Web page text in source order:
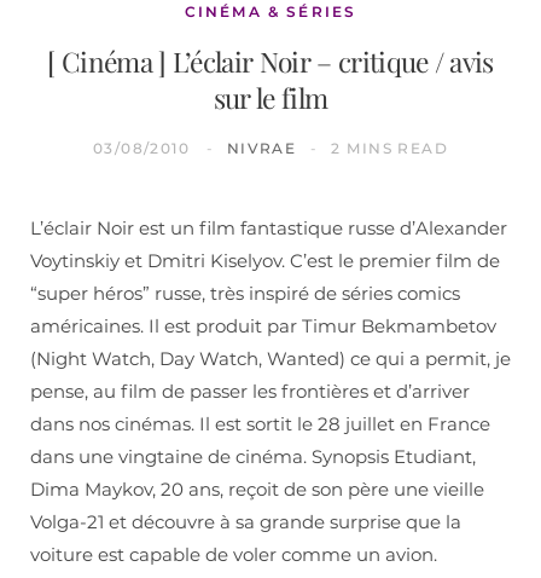
CINÉMA & SÉRIES
[ Cinéma ] L’éclair Noir – critique / avis
sur le film
03/08/2010 NIVRAE 2 MINS READ
L’éclair Noir est un film fantastique russe d’Alexander
Voytinskiy et Dmitri Kiselyov. C’est le premier film de
“super héros” russe, très inspiré de séries comics
américaines. Il est produit par Timur Bekmambetov
(Night Watch, Day Watch, Wanted) ce qui a permit, je
pense, au film de passer les frontières et d’arriver
dans nos cinémas. Il est sortit le 28 juillet en France
dans une vingtaine de cinéma. Synopsis Etudiant,
Dima Maykov, 20 ans, reçoit de son père une vieille
Volga-21 et découvre à sa grande surprise que la
voiture est capable de voler comme un avion.